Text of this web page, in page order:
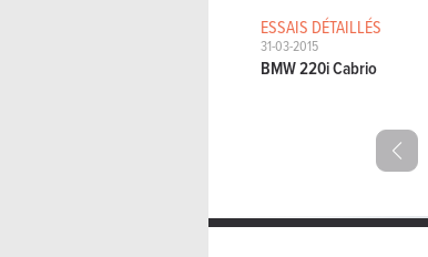
ESSAIS DÉTAILLÉS
31-03-2015
BMW 220i Cabrio